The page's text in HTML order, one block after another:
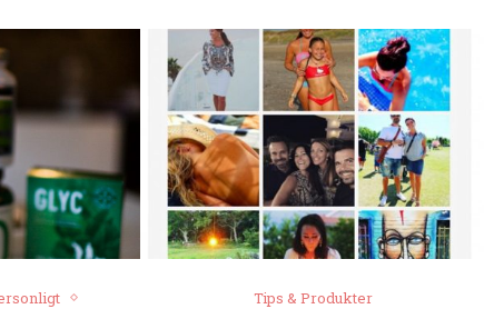
Tips & Produkter